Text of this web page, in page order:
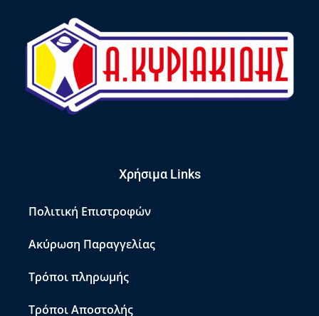
Χρήσιμα Links
Πολιτική Επιστροφών
Ακύρωση Παραγγελίας
Τρόποι πληρωμής
Τρόποι Αποστολής